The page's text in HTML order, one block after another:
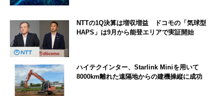
NTTの1Q決算は増収増益 ドコモの「気球型
HAPS」は9月から能登エリアで実証開始
ハイテクインター、Starlink Miniを用いて
8000km離れた遠隔地からの建機操縦に成功